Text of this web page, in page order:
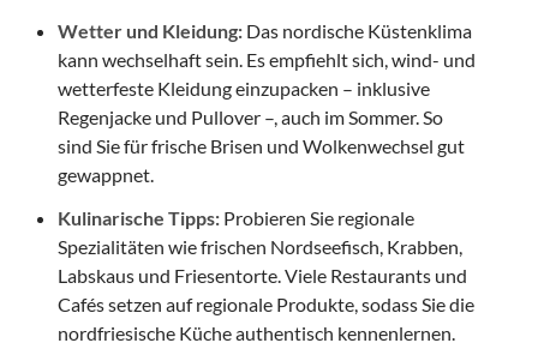
Wetter und Kleidung: Das nordische Küstenklima
kann wechselhaft sein. Es empfiehlt sich, wind- und
wetterfeste Kleidung einzupacken – inklusive
Regenjacke und Pullover –, auch im Sommer. So
sind Sie für frische Brisen und Wolkenwechsel gut
gewappnet.
Kulinarische Tipps: Probieren Sie regionale
Spezialitäten wie frischen Nordseefisch, Krabben,
Labskaus und Friesentorte. Viele Restaurants und
Cafés setzen auf regionale Produkte, sodass Sie die
nordfriesische Küche authentisch kennenlernen.